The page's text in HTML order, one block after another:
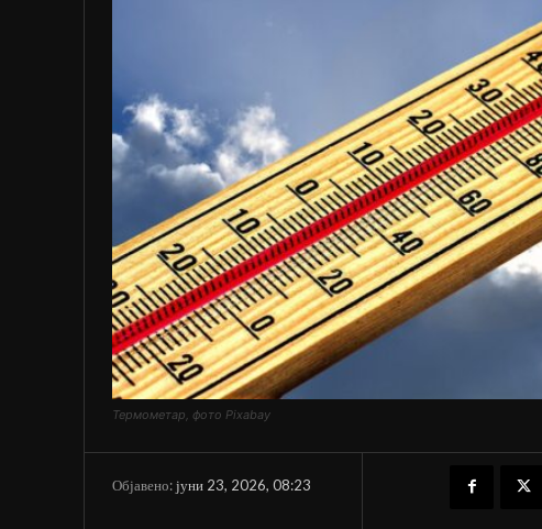
Термометар, фото Pixabay
Објавено:јуни 23, 2026, 08:23